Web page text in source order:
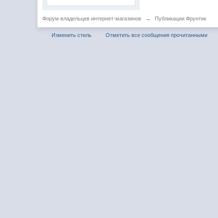
Форум владельцев интернет-магазинов → Публикации Фрунтик
Изменить стиль Отметить все сообщения прочитанными